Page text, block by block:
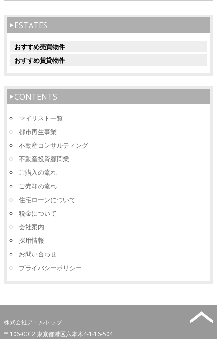
ESTATES
おすすめ売買物件
おすすめ賃貸物件
CONTENTS
マイリスト一覧
都市再生事業
不動産コンサルティング
不動産投資顧問業
ご購入の流れ
ご売却の流れ
住宅ローンについて
税金について
会社案内
採用情報
お問い合わせ
プライバシーポリシー
株式会社アールトップ
〒106-0032 東京都港区六本木4-1-16-504